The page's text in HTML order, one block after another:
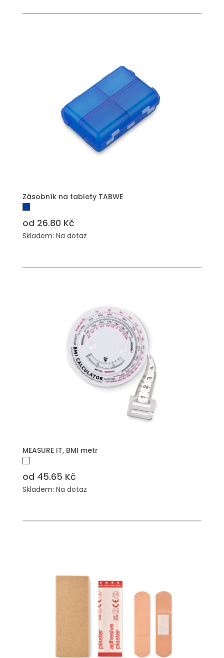
Zásobník na tablety TABWE
od 26.80 Kč
Skladem: Na dotaz
MEASURE IT, BMI metr
od 45.65 Kč
Skladem: Na dotaz